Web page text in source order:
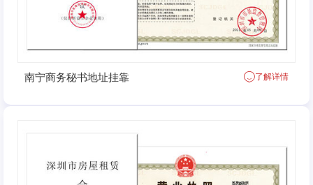
南宁商务秘书地址挂靠 了解详情